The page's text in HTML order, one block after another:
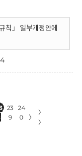
칙」 일부개정안에
23
9
24
0
〉
〉
〉